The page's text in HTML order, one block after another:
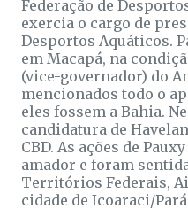
Federação de
exercia o cargo de
Desportos Aquáticos.
em Macapá, na
(vice-governador) do
mencionados todo o
eles fossem a Bahia.
candidatura de
CBD. As ações de
amador e foram
Territórios Federais,
cidade de Icoaraci/